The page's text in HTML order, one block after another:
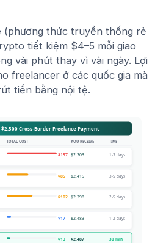
(phương thức truyền thống rẻ
tiết kiệm $4–5 mỗi giao
vài phút thay vì vài ngày. Lợi
freelancer ở các quốc gia mà
tiền bằng nội tệ.